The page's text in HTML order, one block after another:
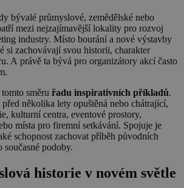
bývalé průmyslové, zemědělské nebo
mezi nejzajímavější lokality pro rozvoj
industry. Místo bourání a nové výstavby
si zachovávají svou historii, charakter
A právě ta bývá pro organizátory akcí často
směru řadu inspirativních příkladů.
několika lety opuštěná nebo chátrající,
kulturní centra, eventové prostory,
místa pro firemní setkávání. Spojuje je
schopnost zachovat příběh původních
podoby.
historie v novém světle